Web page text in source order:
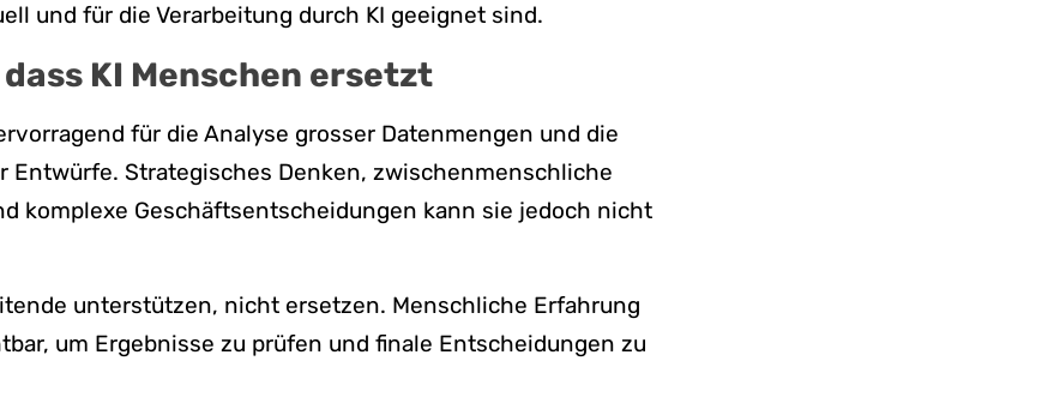
und für die Verarbeitung durch KI geeignet sind.
KI Menschen ersetzt
für die Analyse grosser Datenmengen und die
Entwürfe. Strategisches Denken, zwischenmenschliche
komplexe Geschäftsentscheidungen kann sie jedoch nicht
unterstützen, nicht ersetzen. Menschliche Erfahrung
um Ergebnisse zu prüfen und finale Entscheidungen zu